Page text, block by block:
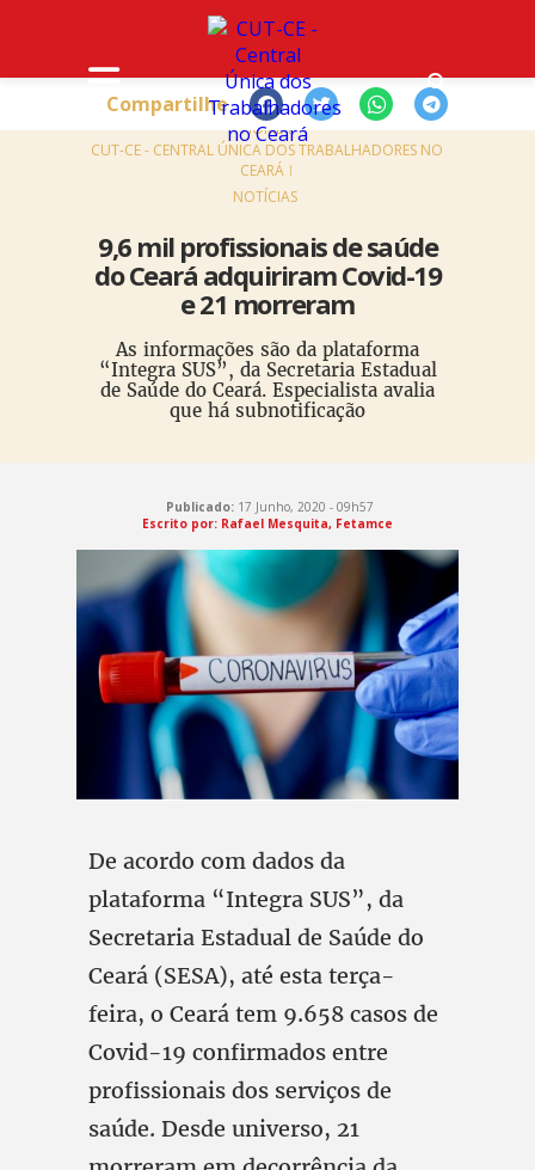
HOME
CUT-CE - CENTRAL ÚNICA DOS TRABALHADORES NO
CEARÁ
NOTÍCIAS
9,6 mil profissionais de saúde
do Ceará adquiriram Covid-19
e 21 morreram
As informações são da plataforma
“Integra SUS”, da Secretaria Estadual
de Saúde do Ceará. Especialista avalia
que há subnotificação
Compartilhe
Publicado:17 Junho, 2020 - 09h57
Escrito por: Rafael Mesquita, Fetamce
De acordo com dados da
plataforma “Integra SUS”, da
Secretaria Estadual de Saúde do
Ceará (SESA), até esta terça-
feira, o Ceará tem 9.658 casos de
Covid-19 confirmados entre
profissionais dos serviços de
saúde. Desde universo, 21